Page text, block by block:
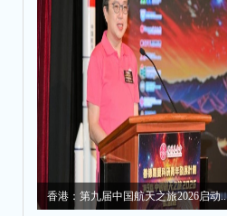
香港：第九届中国航天之旅2026启动..